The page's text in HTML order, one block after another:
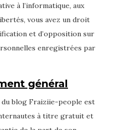
à l’informatique, aux
vous avez un droit
et d’opposition sur
enregistrées par
général
blog Fraiziie-people est
à titre gratuit et